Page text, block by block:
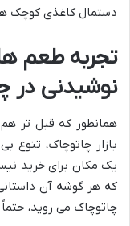
دستمال کاغذی کوچک
تجربه طعم
نوشیدنی در
همانطور که قبل تر هم
بازار چاتوچاک، تنوع
یک مکان برای خرید
که هر گوشه آن
چاتوچاک می روید، حتماً